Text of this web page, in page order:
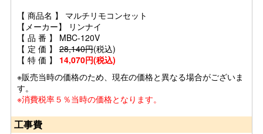
【 商品名 】 マルチリモコンセット
【メーカー】 リンナイ
【 品 番 】 MBC-120V
【 定 価 】 28,140円(税込)
【 特 価 】 14,070円(税込)
※販売当時の価格のため、現在の価格と異なる場合がございま
す。
※消費税率５％当時の価格となります。
工事費